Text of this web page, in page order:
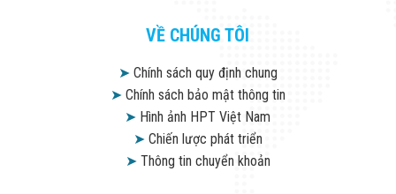
VỀ CHÚNG TÔI
➤Chính sách quy định chung
➤Chính sách bảo mật thông tin
➤ Hình ảnh HPT Việt Nam
➤Chiến lược phát triển
➤Thông tin chuyển khoản